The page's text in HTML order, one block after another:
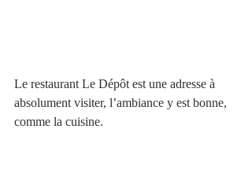
Le restaurant Le Dépôt est une adresse à
absolument visiter, l’ambiance y est bonne,
comme la cuisine.